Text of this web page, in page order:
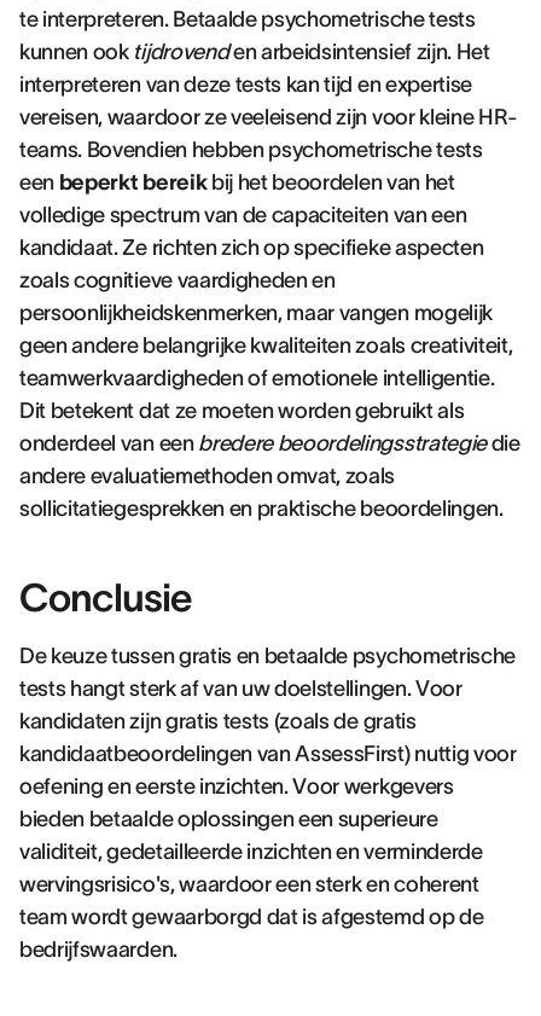
te interpreteren. Betaalde psychometrische tests
kunnen ook tijdrovenden arbeidsintensief zijn. Het
interpreteren van deze tests kan tijd en expertise
vereisen, waardoor ze veeleisend zijn voor kleine HR-
teams. Bovendien hebben psychometrische tests
een beperkt bereikbij het beoordelen van het
volledige spectrum van de capaciteiten van een
kandidaat. Ze richten zich op specifieke aspecten
zoals cognitieve vaardigheden en
persoonlijkheidskenmerken, maar vangen mogelijk
geen andere belangrijke kwaliteiten zoals creativiteit,
teamwerkvaardigheden of emotionele intelligentie.
Dit betekent dat ze moeten worden gebruikt als
onderdeel van een bredere beoordelingsstrategiedie
andere evaluatiemethoden omvat, zoals
sollicitatiegesprekken en praktische beoordelingen.
Conclusie
De keuze tussen gratis en betaalde psychometrische
tests hangt sterk af van uw doelstellingen. Voor
kandidaten zijn gratis tests (zoals de gratis
kandidaatbeoordelingen van AssessFirst) nuttig voor
oefening en eerste inzichten. Voor werkgevers
bieden betaalde oplossingen een superieure
validiteit, gedetailleerde inzichten en verminderde
wervingsrisico's, waardoor een sterk en coherent
team wordt gewaarborgd dat is afgestemd op de
bedrijfswaarden.